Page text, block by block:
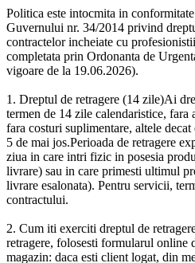
Politica este intocmita in
Guvernului nr. 34/2014 privind
contractelor incheiate cu
completata prin Ordonanta de
vigoare de la 19.06.2026).
1. Dreptul de retragere (14 zile)Ai
termen de 14 zile calendaristice,
fara costuri suplimentare, altele
5 de mai jos.Perioada de retragere
ziua in care intri fizic in posesia
livrare) sau in care primesti ultimul
livrare esalonata). Pentru servicii,
contractului.
2. Cum iti exerciti dreptul de
retragere, folosesti formularul online
magazin: daca esti client logat, din